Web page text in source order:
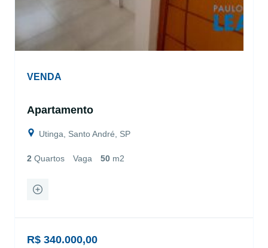
VENDA
Apartamento
Utinga, Santo André, SP
2 Quartos Vaga 50 m2
R$ 340.000,00